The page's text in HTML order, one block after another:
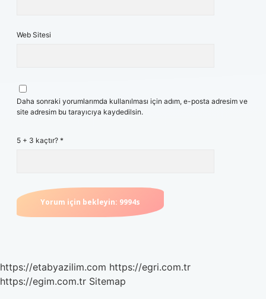
Web Sitesi
Daha sonraki yorumlarımda kullanılması için adım, e-posta adresim ve
site adresim bu tarayıcıya kaydedilsin.
5 + 3 kaçtır? *
https://etabyazilim.com https://egri.com.tr
https://egim.com.tr Sitemap